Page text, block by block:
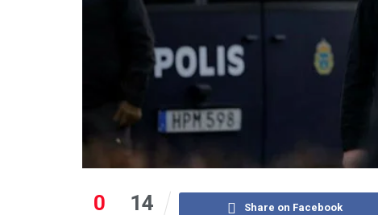
0 14 Share on Facebook